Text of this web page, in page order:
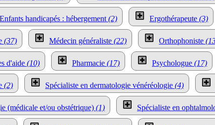
Enfants handicapés : hébergement (2) Ergothérapeute (3)
(37) Médecin généraliste (22) Orthophoniste
d'aide (10) Pharmacie (17) Psychologue (17)
(2) Spécialiste en dermatologie vénéréologie (4)
(médicale et/ou obstétrique) (1) Spécialiste en